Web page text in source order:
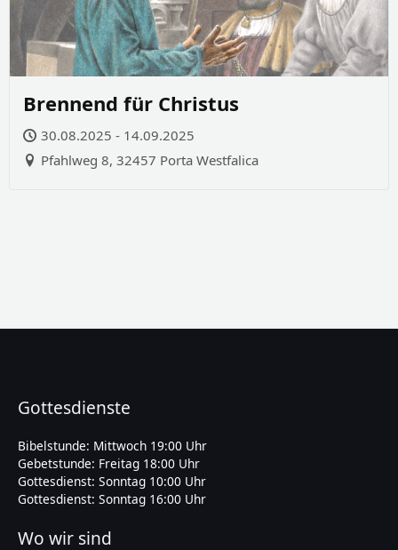
Brennend für Christus
30.08.2025 - 14.09.2025
Pfahlweg 8, 32457 Porta Westfalica
Gottesdienste
Bibelstunde: Mittwoch 19:00 Uhr
Gebetstunde: Freitag 18:00 Uhr
Gottesdienst: Sonntag 10:00 Uhr
Gottesdienst: Sonntag 16:00 Uhr
Wo wir sind